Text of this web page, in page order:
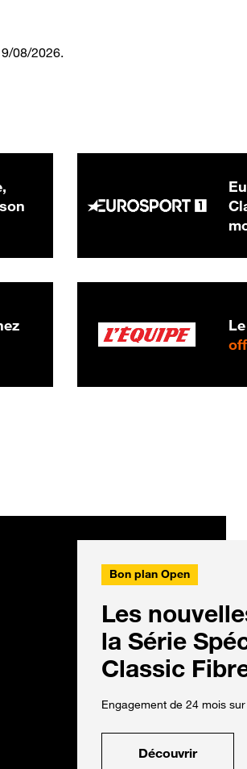
08/2026.
Bon plan Open
Les
la Série
Classic
Engagement de 24 mois
Découvrir